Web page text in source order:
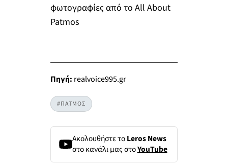
φωτογραφίες από το All About
Patmos
Πηγή: realvoice995.gr
#ΠΑΤΜΟΣ
Ακολουθήστε τοLeros News
στο κανάλι μας στοYouTube